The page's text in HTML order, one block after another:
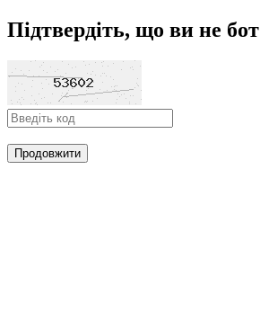
Підтвердіть, що ви не бот
Продовжити